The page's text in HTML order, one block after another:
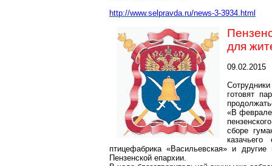
http://www.selpravda.ru/news-3-3934.html
для
09.02.2015
готовят
«В феврале
сборе
птицефабрика «Васильевская» и
Пензенской епархии.